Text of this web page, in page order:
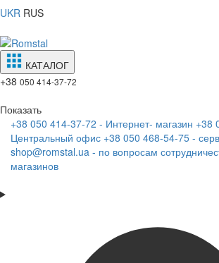
UKR RUS
КАТАЛОГ
+38 050 414-37-72
Показать
+38 050 414-37-72 - Интернет- магазин +38
Центральный офис +38 050 468-54-75 -
shop@romstal.ua - по вопросам
магазинов